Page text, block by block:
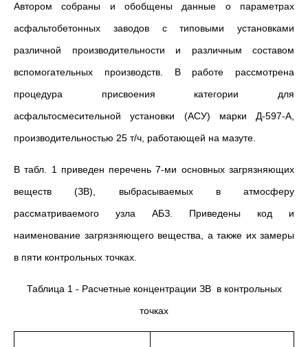
Автором собраны и обобщены данные о параметрах
асфальтобетонных заводов с типовыми установками
различной производительности и различным составом
вспомогательных производств. В работе рассмотрена
процедура присвоения категории для
асфальтосмесительной установки (АСУ) марки Д-597-А,
производительностью 25 т/ч, работающей на мазуте.
В табл. 1 приведен перечень 7-ми основных загрязняющих
веществ (ЗВ), выбрасываемых в атмосферу
рассматриваемого узла АБЗ. Приведены код и
наименование загрязняющего вещества, а также их замеры
в пяти контрольных точках.
Таблица 1 - Расчетные концентрации ЗВ в контрольных
точках